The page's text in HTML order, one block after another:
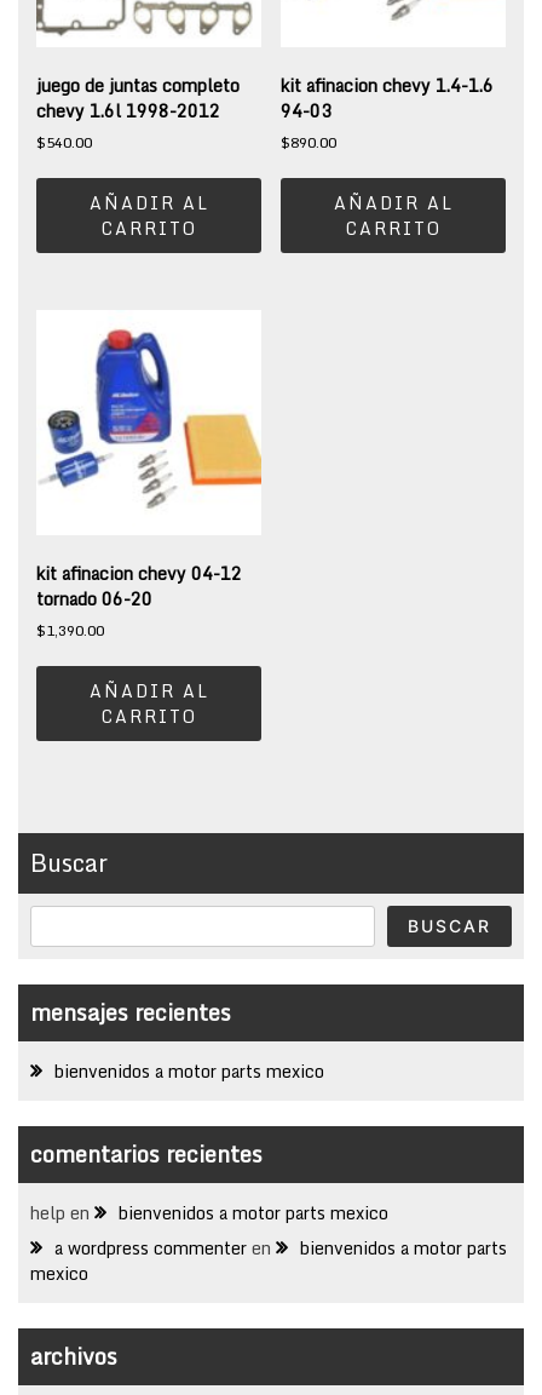
juego de juntas completo
chevy 1.6l 1998-2012
$540.00
AÑADIR AL
CARRITO
kit afinacion chevy 1.4-1.6
94-03
$890.00
AÑADIR AL
CARRITO
kit afinacion chevy 04-12
tornado 06-20
$1,390.00
AÑADIR AL
CARRITO
Buscar
BUSCAR
mensajes recientes
bienvenidos a motor parts mexico
comentarios recientes
help en
bienvenidos a motor parts mexico
a wordpress commenteren
bienvenidos a motor parts
mexico
archivos